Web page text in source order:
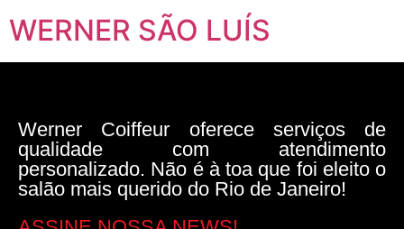
WERNER SÃO LUÍS
Werner Coiffeur oferece serviços de
qualidade com atendimento
personalizado. Não é à toa que foi eleito o
salão mais querido do Rio de Janeiro!